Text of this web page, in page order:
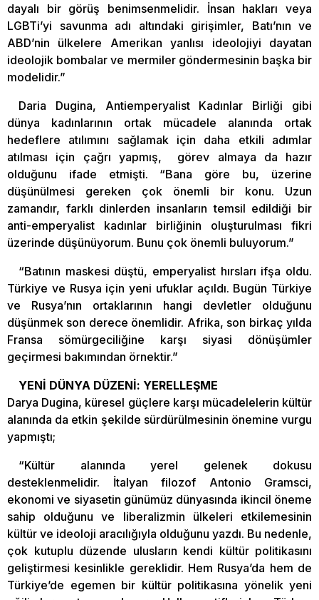
dayalı bir görüş benimsenmelidir. İnsan hakları veya
LGBTi’yi savunma adı altındaki girişimler, Batı’nın ve
ABD’nin ülkelere Amerikan yanlısı ideolojiyi dayatan
ideolojik bombalar ve mermiler göndermesinin başka bir
modelidir.”
Daria Dugina, Antiemperyalist Kadınlar Birliği gibi
dünya kadınlarının ortak mücadele alanında ortak
hedeflere atılımını sağlamak için daha etkili adımlar
atılması için çağrı yapmış, görev almaya da hazır
olduğunu ifade etmişti. “Bana göre bu, üzerine
düşünülmesi gereken çok önemli bir konu. Uzun
zamandır, farklı dinlerden insanların temsil edildiği bir
anti-emperyalist kadınlar birliğinin oluşturulması fikri
üzerinde düşünüyorum. Bunu çok önemli buluyorum.”
“Batının maskesi düştü, emperyalist hırsları ifşa oldu.
Türkiye ve Rusya için yeni ufuklar açıldı. Bugün Türkiye
ve Rusya’nın ortaklarının hangi devletler olduğunu
düşünmek son derece önemlidir. Afrika, son birkaç yılda
Fransa sömürgeciliğine karşı siyasi dönüşümler
geçirmesi bakımından örnektir.”
YENİ DÜNYA DÜZENİ: YERELLEŞME
Darya Dugina, küresel güçlere karşı mücadelelerin kültür
alanında da etkin şekilde sürdürülmesinin önemine vurgu
yapmıştı;
“Kültür alanında yerel gelenek dokusu
desteklenmelidir. İtalyan filozof Antonio Gramsci,
ekonomi ve siyasetin günümüz dünyasında ikincil öneme
sahip olduğunu ve liberalizmin ülkeleri etkilemesinin
kültür ve ideoloji aracılığıyla olduğunu yazdı. Bu nedenle,
çok kutuplu düzende ulusların kendi kültür politikasını
geliştirmesi kesinlikle gereklidir. Hem Rusya’da hem de
Türkiye’de egemen bir kültür politikasına yönelik yeni